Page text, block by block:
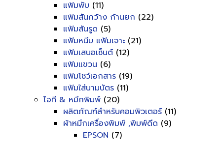
แฟ้มพับ (11)
แฟ้มสันกว้าง ก้านยก (22)
แฟ้มสันรูด (5)
แฟ้มหนีบ แฟ้มเจาะ (21)
แฟ้มเสนอเซ็นต์ (12)
แฟ้มแขวน (6)
แฟ้มโชว์เอกสาร (19)
แฟ้มใส่นามบัตร (11)
ไอที & หมึกพิมพ์ (20)
ผลิตภัณฑ์สำหรับคอมพิวเตอร์ (11)
ผ้าหมึกเครื่องพิมพ์ ,พิมพ์ดีด (9)
EPSON (7)